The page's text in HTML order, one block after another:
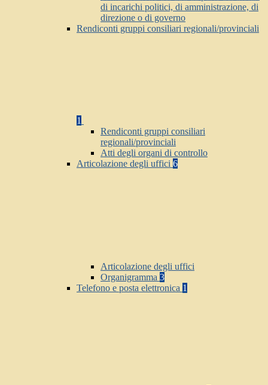
di incarichi politici, di amministrazione, di
direzione o di governo
Rendiconti gruppi consiliari regionali/provinciali
1
Rendiconti gruppi consiliari
regionali/provinciali
Atti degli organi di controllo
Articolazione degli uffici 6
Articolazione degli uffici
Organigramma 3
Telefono e posta elettronica 1